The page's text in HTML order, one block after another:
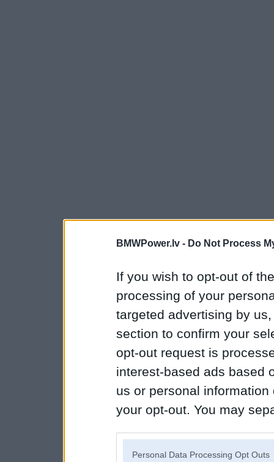
BMWPower.lv - Do Not Process
If you wish to opt-out of
processing of your
targeted advertising by
section to confirm your
opt-out request is
interest-based ads based
us or personal
your opt-out. You may
Personal Data Processing Opt Outs